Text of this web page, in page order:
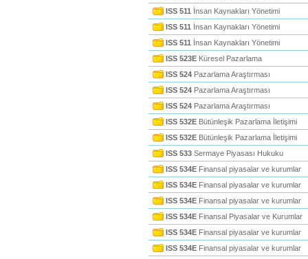
ISS 511 İnsan Kaynakları Yönetimi
ISS 511 İnsan Kaynakları Yönetimi
ISS 511 İnsan Kaynakları Yönetimi
ISS 523E Küresel Pazarlama
ISS 524 Pazarlama Araştırması
ISS 524 Pazarlama Araştırması
ISS 524 Pazarlama Araştırması
ISS 532E Bütünleşik Pazarlama İletişimi
ISS 532E Bütünleşik Pazarlama İletişimi
ISS 533 Sermaye Piyasası Hukuku
ISS 534E Finansal piyasalar ve kurumlar
ISS 534E Finansal piyasalar ve kurumlar
ISS 534E Finansal piyasalar ve kurumlar
ISS 534E Finansal Piyasalar ve Kurumlar
ISS 534E Finansal piyasalar ve kurumlar
ISS 534E Finansal piyasalar ve kurumlar